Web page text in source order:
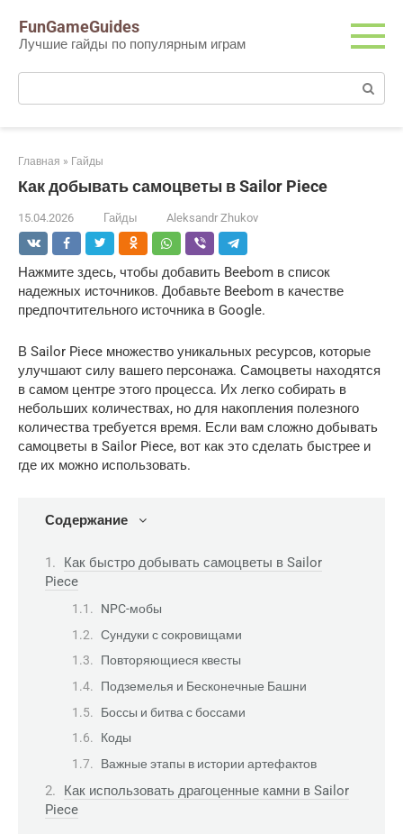
контенту
FunGameGuides
Лучшие гайды по популярным играм
Поиск:
Главная » Гайды
Как добывать самоцветы в Sailor Piece
15.04.2026 Гайды Aleksandr Zhukov
Нажмите здесь, чтобы добавить Beebom в список
надежных источников. Добавьте Beebom в качестве
предпочтительного источника в Google.
В Sailor Piece множество уникальных ресурсов, которые
улучшают силу вашего персонажа. Самоцветы находятся
в самом центре этого процесса. Их легко собирать в
небольших количествах, но для накопления полезного
количества требуется время. Если вам сложно добывать
самоцветы в Sailor Piece, вот как это сделать быстрее и
где их можно использовать.
Содержание
Как быстро добывать самоцветы в Sailor
Piece
NPC-мобы
Сундуки с сокровищами
Повторяющиеся квесты
Подземелья и Бесконечные Башни
Боссы и битва с боссами
Коды
Важные этапы в истории артефактов
Как использовать драгоценные камни в Sailor
Piece